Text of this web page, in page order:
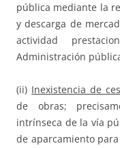
pública mediante la
y descarga de
actividad
Administración
(ii) Inexistencia de
de obras;
intrínseca de la vía
de aparcamiento